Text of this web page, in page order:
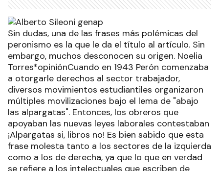
Sin dudas, una de las frases más polémicas del
peronismo es la que le da el título al artículo. Sin
embargo, muchos desconocen su origen. Noelia
Torres*opiniónCuando en 1943 Perón comenzaba
a otorgarle derechos al sector trabajador,
diversos movimientos estudiantiles organizaron
múltiples movilizaciones bajo el lema de "abajo
las alpargatas". Entonces, los obreros que
apoyaban las nuevas leyes laborales contestaban
¡Alpargatas si, libros no! Es bien sabido que esta
frase molesta tanto a los sectores de la izquierda
como a los de derecha, ya que lo que en verdad